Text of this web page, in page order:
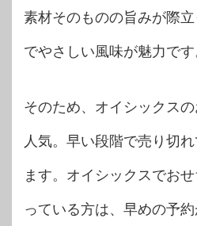
素材そのものの旨みが際
でやさしい風味が魅力です
そのため、オイシックス
人気。早い段階で売り切
ます。オイシックスでお
っている方は、早めの予約